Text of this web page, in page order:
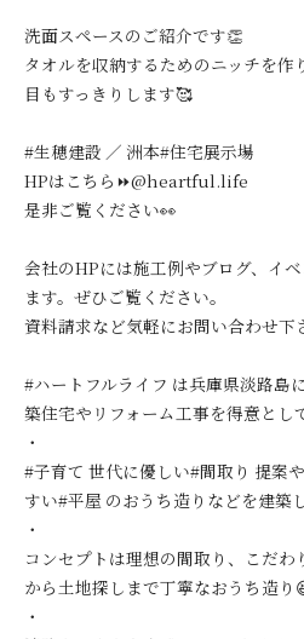
洗面スペースのご紹介です👏
タオルを収納するためのニッチを作
目もすっきりします🥰
#生穂建設 ／ 洲本#住宅展示場
HPはこちら⏩@heartful.life
是非ご覧ください👀
会社のHPには施工例やブログ、イ
ます。ぜひご覧ください。
資料請求など気軽にお問い合わせ下
#ハートフルライフ は兵庫県淡路島
築住宅やリフォーム工事を得意とし
・
#子育て 世代に優しい#間取り 提案
すい#平屋 のおうち造りなどを建築
・
コンセプトは理想の間取り、こだ
から土地探しまで丁寧なおうち造
・